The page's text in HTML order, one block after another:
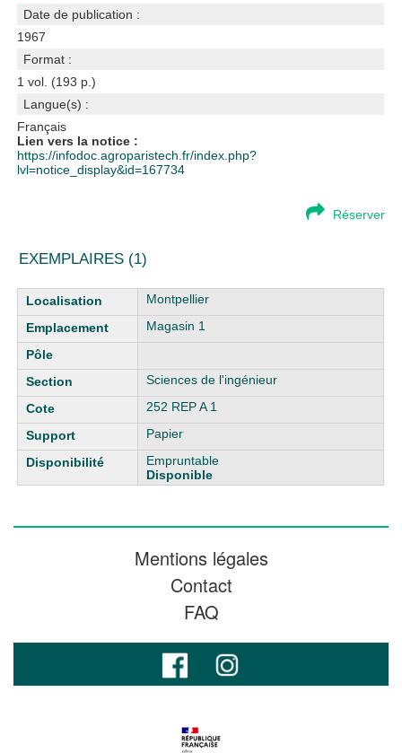
Date de publication :
1967
Format :
1 vol. (193 p.)
Langue(s) :
Français
Lien vers la notice :
https://infodoc.agroparistech.fr/index.php?
lvl=notice_display&id=167734
Réserver
EXEMPLAIRES (1)
Liste des exemplaires
Montpellier
Magasin 1
Sciences de l'ingénieur
252 REP A 1
Papier
Empruntable
Disponible
Mentions légales
Contact
FAQ